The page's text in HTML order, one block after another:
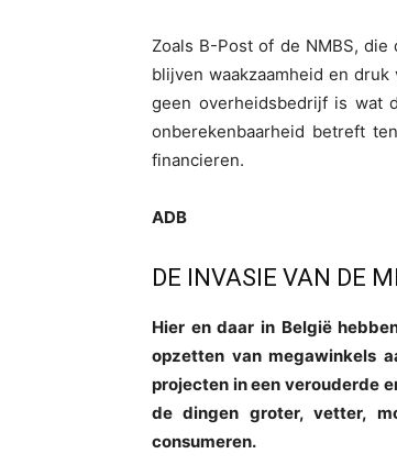
Zoals B-Post of de NMBS,
blijven waakzaamheid en
geen overheidsbedrijf is wat
onberekenbaarheid betreft
financieren.
ADB
DE INVASIE VAN DE
Hier en daar in België
opzetten van megawinkels
projecten in een verouderde
de dingen groter, vetter,
consumeren.